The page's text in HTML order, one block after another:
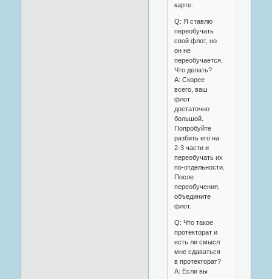
карте.
Q: Я ставлю
переобучать
свой флот, но
он не
переобучается.
Что делать?
A: Скорее
всего, ваш
флот
достаточно
большой.
Попробуйте
разбить его на
2-3 части и
переобучать их
по-отдельности.
После
переобучения,
объедините
флот.
Q: Что такое
протекторат и
есть ли смысл
мне сдаваться
в протекторат?
A: Если вы